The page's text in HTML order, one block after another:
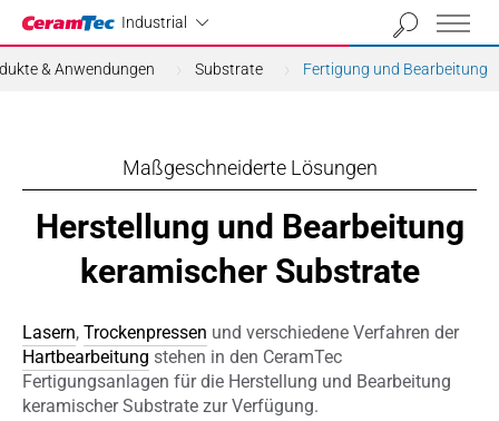
Industrial
Industrial
& Anwendungen Substrate Fertigung und Bearbeitung
Maßgeschneiderte Lösungen
Herstellung und Bearbeitung
keramischer Substrate
Lasern, Trockenpressen und verschiedene Verfahren der
Hartbearbeitung stehen in den CeramTec
Fertigungsanlagen für die Herstellung und Bearbeitung
keramischer Substrate zur Verfügung.